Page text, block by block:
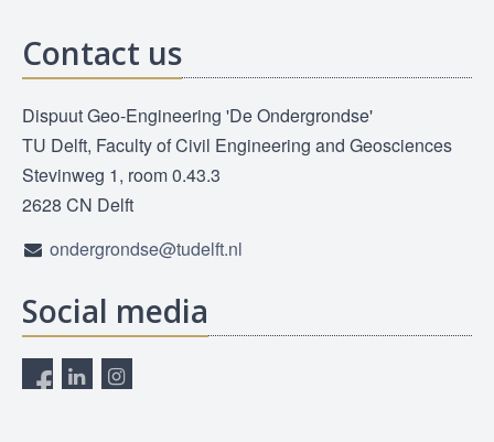
Contact us
Dispuut Geo-Engineering 'De Ondergrondse'
TU Delft, Faculty of Civil Engineering and Geosciences
Stevinweg 1, room 0.43.3
2628 CN Delft
ondergrondse@tudelft.nl
Social media